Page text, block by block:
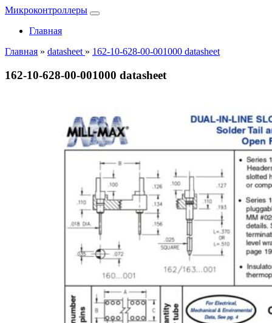
Микроконтроллеры
Главная
Главная » datasheet » 162-10-628-00-001000 datasheet
162-10-628-00-001000 datasheet